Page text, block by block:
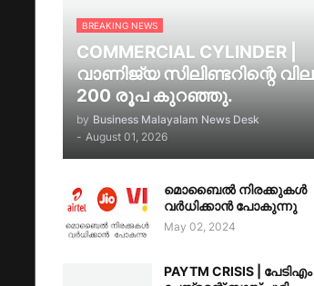
BREAKING NEWS
COMMERCIAL CYLINDER |
വാണിജ്യ സിലിണ്ടറിന്റെ വില
200 രൂപ കുറഞ്ഞു.
by Business Malayalam News Desk
- August 01, 2026
മൊബൈൽ നിരക്കുകൾ
വർധിക്കാൻ പോകുന്നു
May 02, 2024
PAYTM CRISIS | പേടിഎം